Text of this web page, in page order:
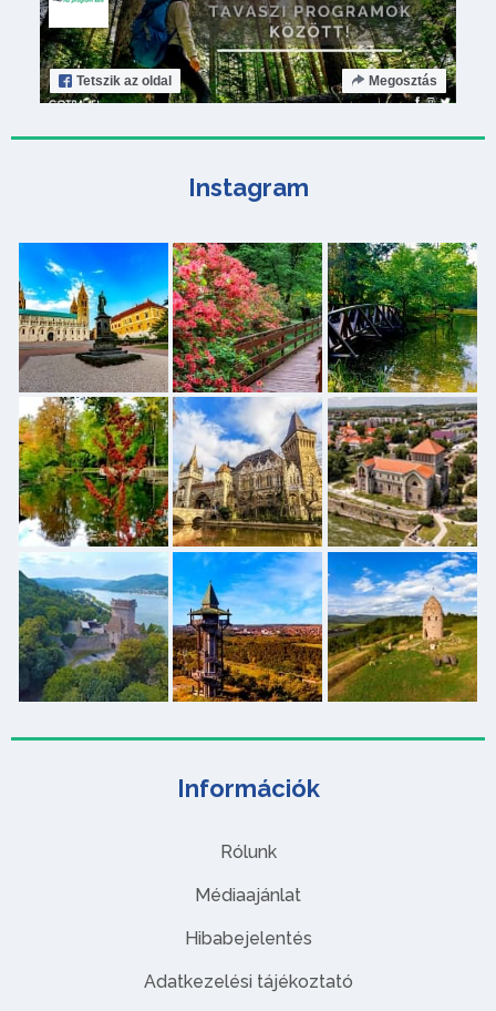
Információk
Rólunk
Médiaajánlat
Hibabejelentés
Adatkezelési tájékoztató
Tetszik az oldal Megosztás
Instagram